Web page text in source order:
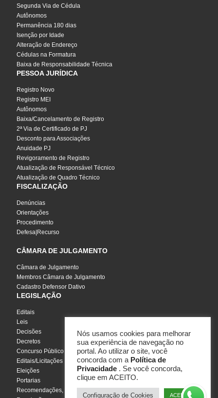
Segunda Via de Cédula
Autônomos
Permanência 180 dias
Isenção por Idade
Alteração de Endereço
Cédulas na Formatura
Baixa de Responsabilidade Técnica
PESSOA JURÍDICA
Registro Novo
Registro MEI
Autônomos
Baixa/Cancelamento de Registro
2ª Via de Certificado de PJ
Desconto para Associações
Anuidade PJ
Revigoramento de Registro
Atualização de Responsável Técnico
Atualização de Quadro Técnico
FISCALIZAÇÃO
Denúncias
Orientações
Procedimento
Defesa|Recurso
CÂMARA DE JULGAMENTO
Câmara de Julgamento
Membros Câmara de Julgamento
Cadastro Defensor Dativo
LEGISLAÇÃO
Editais
Leis
Decisões
Decretos
Concurso Público
Editais/Licitações
Eleições
Portarias
Recomendações, Pareceres e Notas
Nós usamos cookies para melhorar
sua experiência de navegação no
portal. Ao utilizar o site, você
concorda com a Política de
Privacidade . Se você concorda,
clique em ACEITO.
Configuração de Cookies ACEITO